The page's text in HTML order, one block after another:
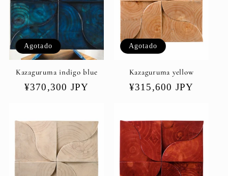
i
ó
n
Agotado
Kazaguruma indigo blue
Precio
¥370,300 JPY
Agotado
Kazaguruma yellow
Precio
¥315,600 JPY